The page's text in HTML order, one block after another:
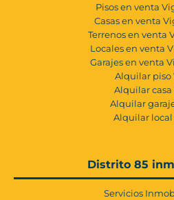
Pisos en venta
Casas en venta
Terrenos en venta
Locales en venta
Garajes en venta
Alquilar piso
Alquilar casa
Alquilar
Alquilar local
Distrito 85
Servicios